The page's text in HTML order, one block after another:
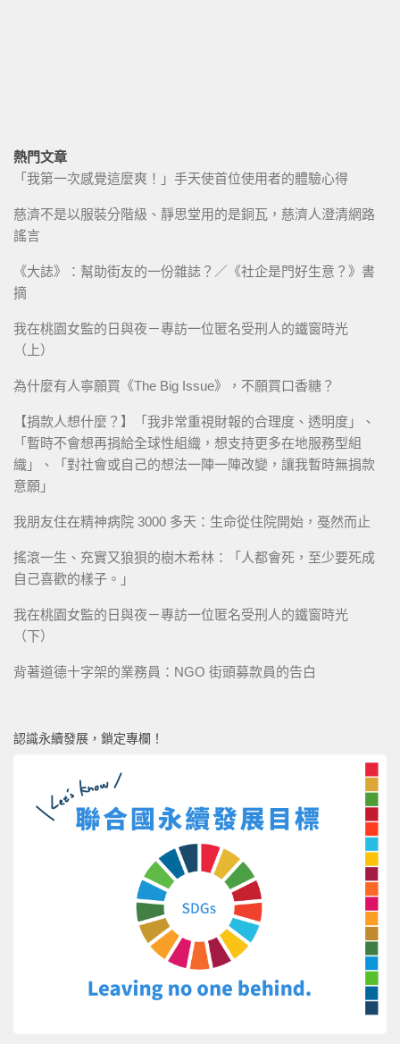
熱門文章
「我第一次感覺這麼爽！」手天使首位使用者的體驗心得
慈濟不是以服裝分階級、靜思堂用的是銅瓦，慈濟人澄清網路
謠言
《大誌》：幫助街友的一份雜誌？／《社企是門好生意？》書
摘
我在桃園女監的日與夜－專訪一位匿名受刑人的鐵窗時光
（上）
為什麼有人寧願買《The Big Issue》，不願買口香糖？
【捐款人想什麼？】「我非常重視財報的合理度、透明度」、
「暫時不會想再捐給全球性組織，想支持更多在地服務型組
織」、「對社會或自己的想法一陣一陣改變，讓我暫時無捐款
意願」
我朋友住在精神病院 3000 多天：生命從住院開始，戞然而止
搖滾一生、充實又狼狽的樹木希林：「人都會死，至少要死成
自己喜歡的樣子。」
我在桃園女監的日與夜－專訪一位匿名受刑人的鐵窗時光
（下）
背著道德十字架的業務員：NGO 街頭募款員的告白
認識永續發展，鎖定專欄！